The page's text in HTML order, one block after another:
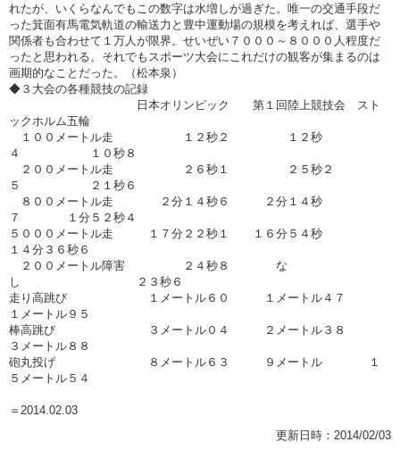
れたが、いくらなんでもこの数字は水増しが過ぎた。唯一の交通手段だ
った箕面有馬電気軌道の輸送力と豊中運動場の規模を考えれば、選手や
関係者も合わせて１万人が限界。せいぜい７０００～８０００人程度だ
ったと思われる。それでもスポーツ大会にこれだけの観客が集まるのは
画期的なことだった。（松本泉）
◆３大会の各種競技の記録
日本オリンピック 第１回陸上競技会 スト
ックホルム五輪
１００メートル走 １２秒２ １２秒
４ １０秒８
２００メートル走 ２６秒１ ２５秒２
５ ２１秒６
８００メートル走 ２分１４秒６ ２分１４秒
７ １分５２秒４
５０００メートル走 １７分２２秒１ １６分５４秒
１４分３６秒６
２００メートル障害 ２４秒８ な
し ２３秒６
走り高跳び １メートル６０ １メートル４７
１メートル９５
棒高跳び ３メートル０４ ２メートル３８
３メートル８８
砲丸投げ ８メートル６３ ９メートル １
５メートル５４
＝2014.02.03
更新日時：2014/02/03